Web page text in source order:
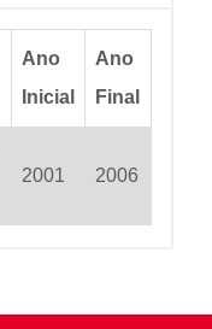
Ano
Inicial
Ano
Final
2001 2006